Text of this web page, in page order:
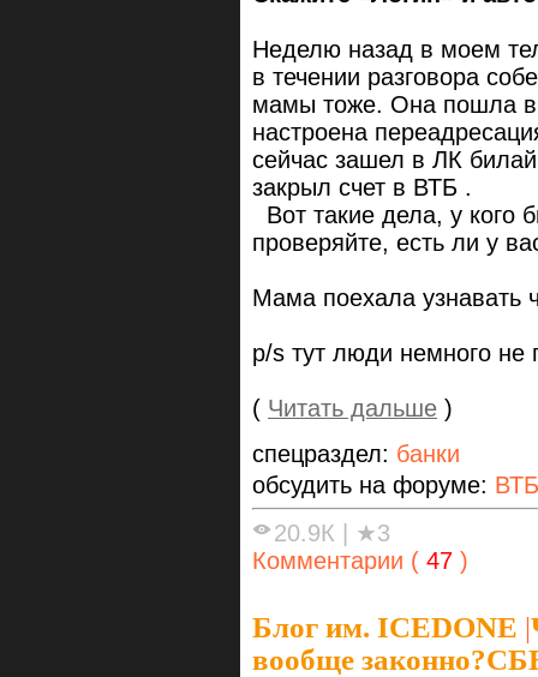
Неделю назад в моем
в течении разговора
мамы тоже. Она пошла в
настроена
сейчас зашел в ЛК
закрыл счет в ВТБ .
Вот такие дела, у кого
проверяйте, есть ли у
Мама поехала узнавать
p/s тут люди немного не
( Читать дальше )
спецраздел: банки
обсудить на форуме: ВТБ
20.9К | ★3
Комментарии ( 47 )
Блог им. ICEDONE |
вообще